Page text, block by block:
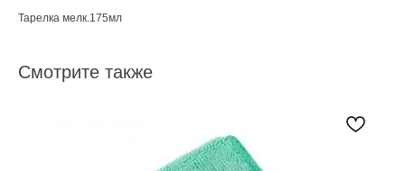
Тарелка мелк.175мл
Смотрите также